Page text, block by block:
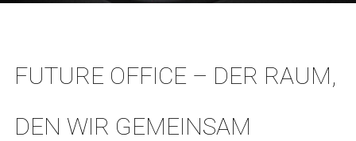
FUTURE OFFICE – DER RAUM,
DEN WIR GEMEINSAM